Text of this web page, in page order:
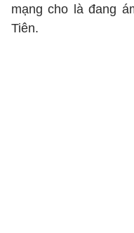
mạng cho là đang
Tiên.